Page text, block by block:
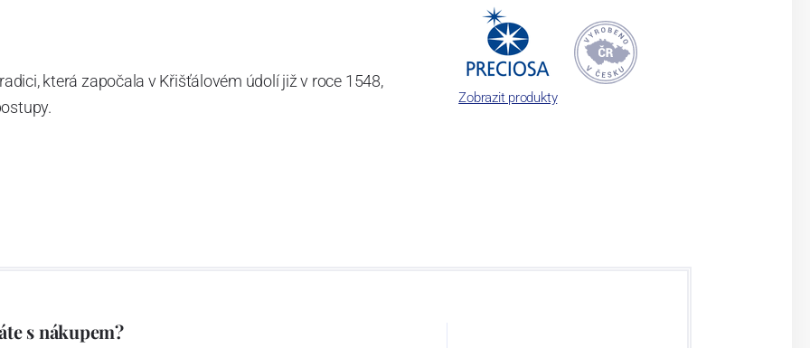
která započala v Křišťálovém údolí již v roce 1548,
se už rodí další novinky. Každým rokem
Zobrazit produkty
s nákupem?